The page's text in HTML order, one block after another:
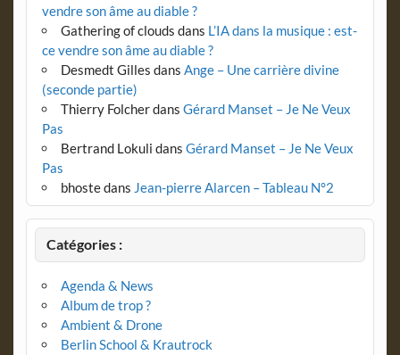
vendre son âme au diable ?
Gathering of clouds dans L’IA dans la musique : est-
ce vendre son âme au diable ?
Desmedt Gilles dans Ange – Une carrière divine
(seconde partie)
Thierry Folcherdans Gérard Manset – Je Ne Veux
Pas
Bertrand Lokuli dans Gérard Manset – Je Ne Veux
Pas
bhostedans Jean-pierre Alarcen – Tableau N°2
Catégories :
Agenda & News
Album de trop ?
Ambient & Drone
Berlin School & Krautrock